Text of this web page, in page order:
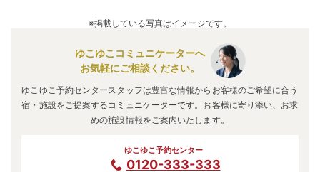
※掲載している写真はイメージです。
ゆこゆこコミュニケーターへ
お気軽にご相談ください。
ゆこゆこ予約センタースタッフは豊富な情報からお客様のご希望に合う
宿・施設をご提案するコミュニケーターです。お客様に寄り添い、お求
めの施設情報をご案内いたします。
ゆこゆこ予約センター
0120-333-333